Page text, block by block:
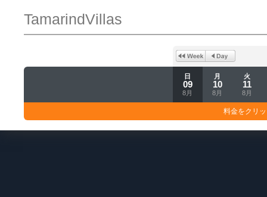
TamarindVillas
日
09
8月
月
10
8月
火
11
8月
料金をクリ